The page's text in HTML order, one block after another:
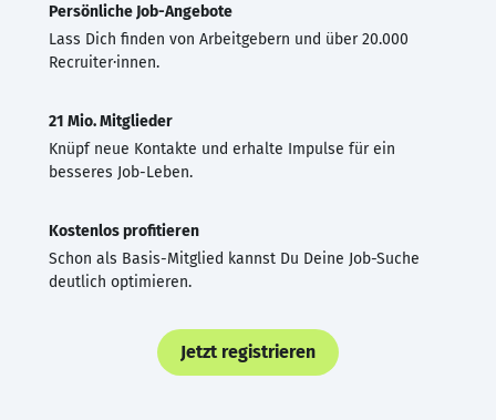
Persönliche Job-Angebote
Lass Dich finden von Arbeitgebern und über 20.000
Recruiter·innen.
21 Mio. Mitglieder
Knüpf neue Kontakte und erhalte Impulse für ein
besseres Job-Leben.
Kostenlos profitieren
Schon als Basis-Mitglied kannst Du Deine Job-Suche
deutlich optimieren.
Jetzt registrieren